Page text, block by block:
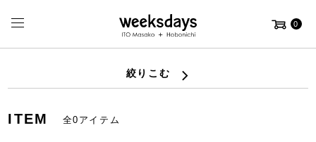
0
絞りこむ
ITEM 全0アイテム